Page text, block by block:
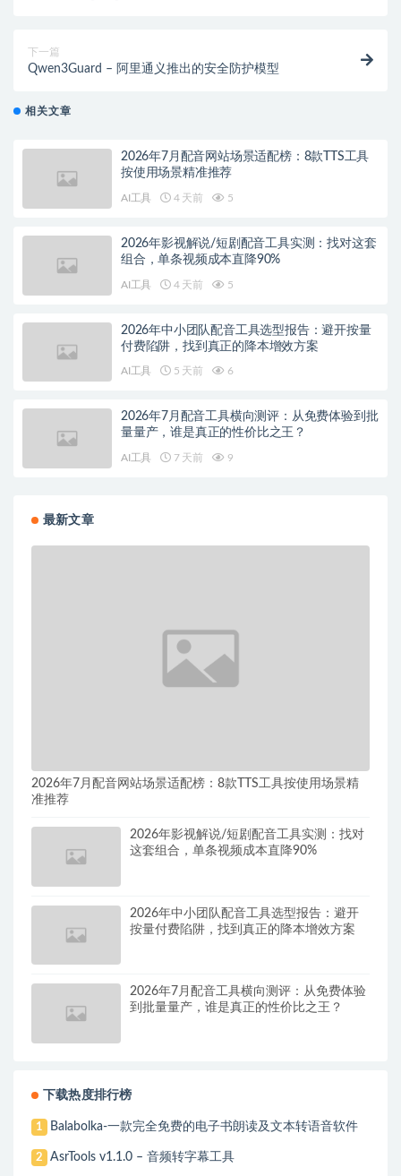
下一篇
Qwen3Guard – 阿里通义推出的安全防护模型
相关文章
2026年7月配音网站场景适配榜：8款TTS工具
按使用场景精准推荐
AI工具 4 天前 5
2026年影视解说/短剧配音工具实测：找对这套
组合，单条视频成本直降90%
AI工具 4 天前 5
2026年中小团队配音工具选型报告：避开按量
付费陷阱，找到真正的降本增效方案
AI工具 5 天前 6
2026年7月配音工具横向测评：从免费体验到批
量量产，谁是真正的性价比之王？
AI工具 7 天前 9
最新文章
2026年7月配音网站场景适配榜：8款TTS工具按使用场景精
准推荐
2026年影视解说/短剧配音工具实测：找对
这套组合，单条视频成本直降90%
2026年中小团队配音工具选型报告：避开
按量付费陷阱，找到真正的降本增效方案
2026年7月配音工具横向测评：从免费体验
到批量量产，谁是真正的性价比之王？
下载热度排行榜
1 Balabolka-一款完全免费的电子书朗读及文本转语音软件
2 AsrTools v1.1.0 – 音频转字幕工具